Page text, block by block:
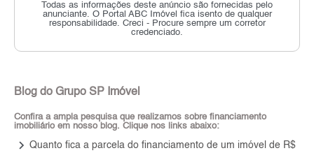
Todas as informações deste anúncio são fornecidas pelo
anunciante. O Portal ABC Imóvel fica isento de qualquer
responsabilidade. Creci - Procure sempre um corretor
credenciado.
Blog do Grupo SP Imóvel
Confira a ampla pesquisa que realizamos sobre financiamento
imobiliário em nosso blog. Clique nos links abaixo:
keyboard_arrow_right Quanto fica a parcela do financiamento de um imóvel de R$